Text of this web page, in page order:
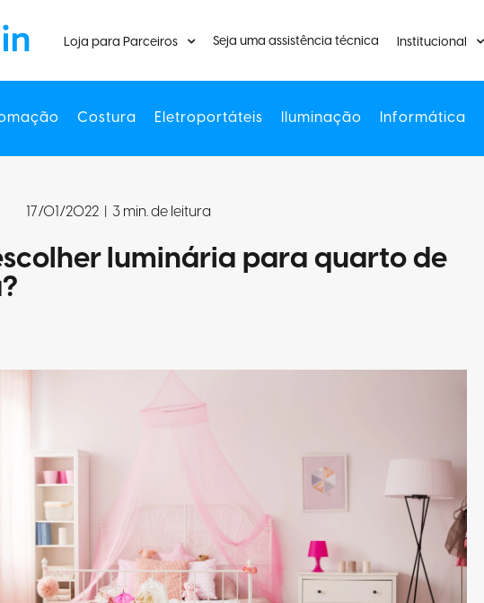
Loja para Parceiros Seja uma assistência técnica Institucional
Costura Eletroportáteis Iluminação Informática
17/01/2022 | 3 min. de leitura
luminária para quarto de